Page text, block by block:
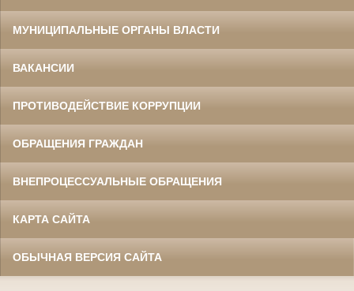
МУНИЦИПАЛЬНЫЕ ОРГАНЫ ВЛАСТИ
ВАКАНСИИ
ПРОТИВОДЕЙСТВИЕ КОРРУПЦИИ
ОБРАЩЕНИЯ ГРАЖДАН
ВНЕПРОЦЕССУАЛЬНЫЕ ОБРАЩЕНИЯ
КАРТА САЙТА
ОБЫЧНАЯ ВЕРСИЯ САЙТА